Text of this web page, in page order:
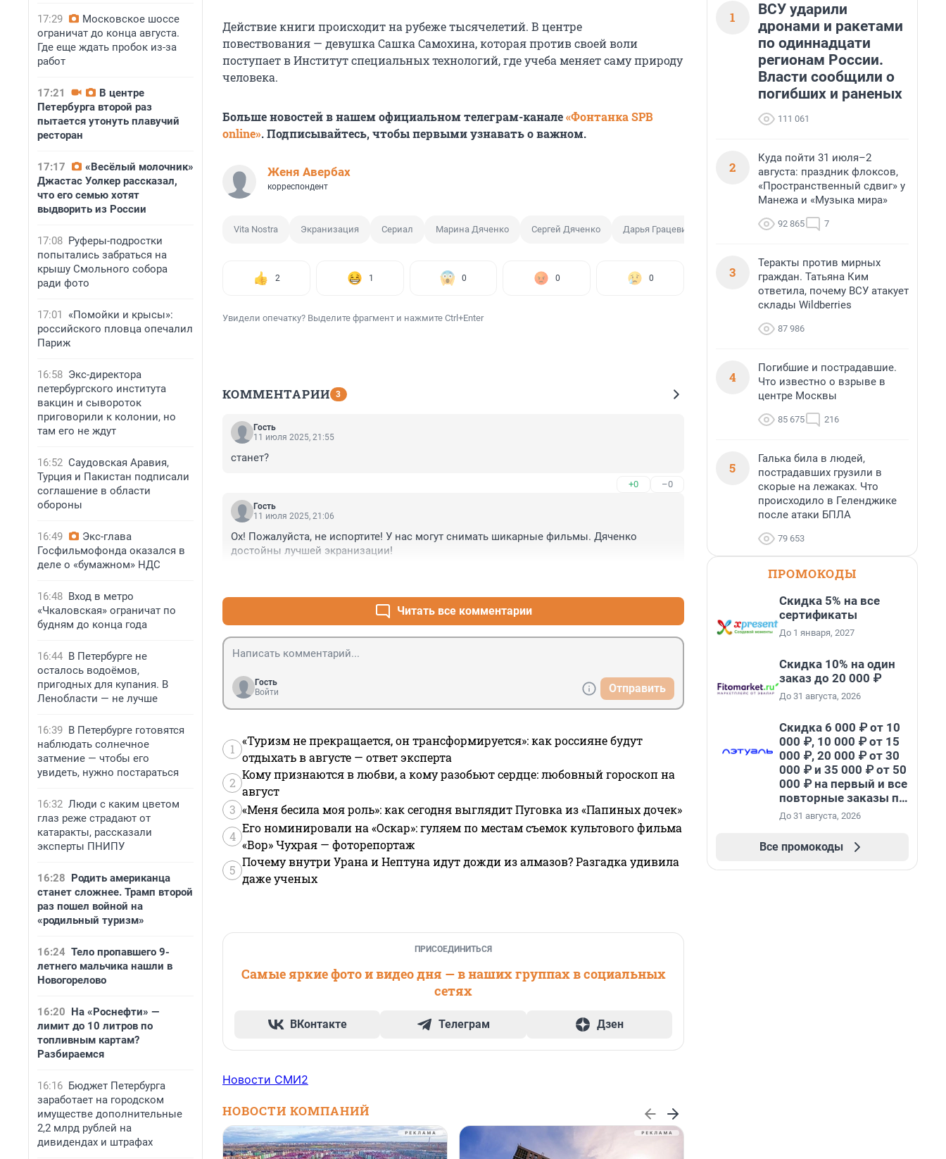
17:29
Московское шоссе
ограничат до конца августа.
Где еще ждать пробок из-за
работ
17:21
В центре
Петербурга второй раз
пытается утонуть плавучий
ресторан
17:17
«Весёлый молочник»
Джастас Уолкер рассказал,
что его семью хотят
выдворить из России
17:08 Руферы-подростки
попытались забраться на
крышу Смольного собора
ради фото
17:01
«Помойки и крысы»:
российского пловца опечалил
Париж
16:58 Экс-директора
петербургского института
вакцин и сывороток
приговорили к колонии, но
там его не ждут
16:52 Саудовская Аравия,
Турция и Пакистан подписали
соглашение в области
обороны
16:49
Экс-глава
Госфильмофонда оказался в
деле о «бумажном» НДС
16:48 Вход в метро
«Чкаловская» ограничат по
будням до конца года
16:44 В Петербурге не
осталось водоёмов,
пригодных для купания. В
Ленобласти — не лучше
16:39 В Петербурге готовятся
наблюдать солнечное
затмение — чтобы его
увидеть, нужно постараться
16:32 Люди с каким цветом
глаз реже страдают от
катаракты, рассказали
эксперты ПНИПУ
16:28 Родить американца
станет сложнее. Трамп второй
раз пошел войной на
«родильный туризм»
16:24 Тело пропавшего 9-
летнего мальчика нашли в
Новогорелово
16:20 На «Роснефти» —
лимит до 10 литров по
топливным картам?
Разбираемся
16:16 Бюджет Петербурга
заработает на городском
имуществе дополнительные
2,2 млрд рублей на
дивидендах и штрафах
Действие книги происходит на рубеже тысячелетий. В центре
повествования — девушка Сашка Самохина, которая против своей воли
поступает в Институт специальных технологий, где учеба меняет саму природу
человека.
Больше новостей в нашем официальном телеграм-канале«Фонтанка SPB
online». Подписывайтесь, чтобы первыми узнавать о важном.
Женя Авербах
корреспондент
Vita Nostra Экранизация Сериал Марина Дяченко Сергей Дяченко Дарья Грацевич
2 1 0 0 0
Увидели опечатку? Выделите фрагмент и нажмите Ctrl+Enter
КОММЕНТАРИИ 3
Гость
11 июля 2025, 21:55
станет?
+0 –0
Гость
11 июля 2025, 21:06
Ох! Пожалуйста, не испортите! У нас могут снимать шикарные фильмы. Дяченко
достойны лучшей экранизации!
Читать все комментарии
Гость
Войти
Отправить
1
«Туризм не прекращается, он трансформируется»: как россияне будут
отдыхать в августе — ответ эксперта
2
Кому признаются в любви, а кому разобьют сердце: любовный гороскоп на
август
3 «Меня бесила моя роль»: как сегодня выглядит Пуговка из «Папиных дочек»
4
Его номинировали на «Оскар»: гуляем по местам съемок культового фильма
«Вор» Чухрая — фоторепортаж
5
Почему внутри Урана и Нептуна идут дожди из алмазов? Разгадка удивила
даже ученых
ПРИСОЕДИНИТЬСЯ
Самые яркие фото и видео дня — в наших группах в социальных
сетях
ВКонтакте Телеграм Дзен
Новости СМИ2
НОВОСТИ КОМПАНИЙ
1
ВСУ ударили
дронами и ракетами
по одиннадцати
регионам России.
Власти сообщили о
погибших и раненых
111 061
2
Куда пойти 31 июля–2
августа: праздник флоксов,
«Пространственный сдвиг» у
Манежа и «Музыка мира»
92 865 7
3
Теракты против мирных
граждан. Татьяна Ким
ответила, почему ВСУ атакует
склады Wildberries
87 986
4
Погибшие и пострадавшие.
Что известно о взрыве в
центре Москвы
85 675 216
5
Галька била в людей,
пострадавших грузили в
скорые на лежаках. Что
происходило в Геленджике
после атаки БПЛА
79 653
ПРОМОКОДЫ
Скидка 5% на все
сертификаты
До 1 января, 2027
Скидка 10% на один
заказ до 20 000 ₽
До 31 августа, 2026
Скидка 6 000 ₽ от 10
000 ₽, 10 000 ₽ от 15
000 ₽, 20 000 ₽ от 30
000 ₽ и 35 000 ₽ от 50
000 ₽ на первый и все
повторные заказы по
промокоду НАБЕРИ
До 31 августа, 2026
Все промокоды